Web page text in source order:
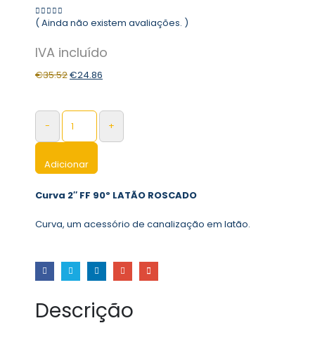
0 out of 5
( Ainda não existem avaliações. )
€35.52€24.86
- +
Adicionar
Curva 2″ FF 90º LATÃO ROSCADO
Curva, um acessório de canalização em latão.
Descrição